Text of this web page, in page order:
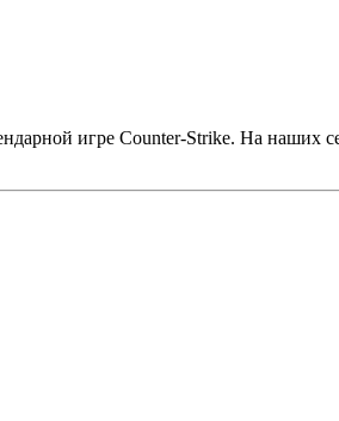
игре Counter-Strike. На наших